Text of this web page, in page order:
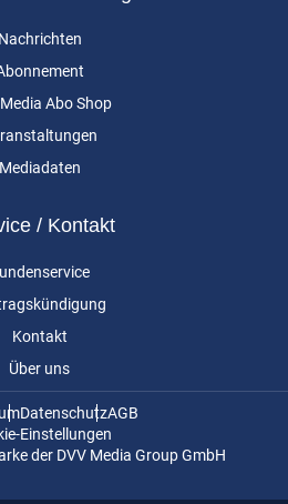
Nachrichten
Abo Shop
Mediadaten
/ Kontakt
Kontakt
Über uns
DatenschutzAGB
Einstellungen
der DVV Media Group GmbH